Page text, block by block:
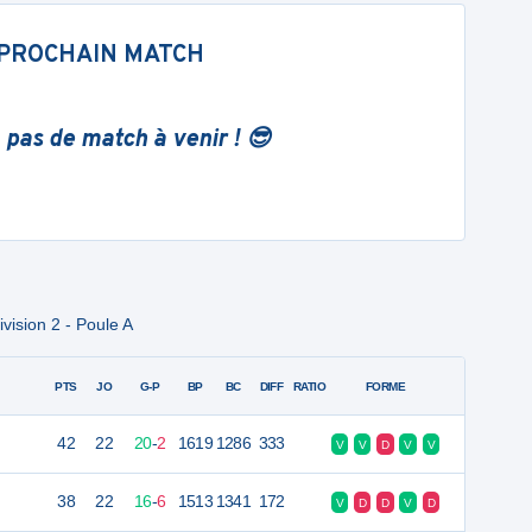
MATCH
pas de match à venir ! 😎
2 - Poule A
PTS JO G-P BP BC DIFF RATIO FORME
42 22 20-2 1619 1286 333 V V D V V
38 22 16-6 1513 1341 172 V D D V D